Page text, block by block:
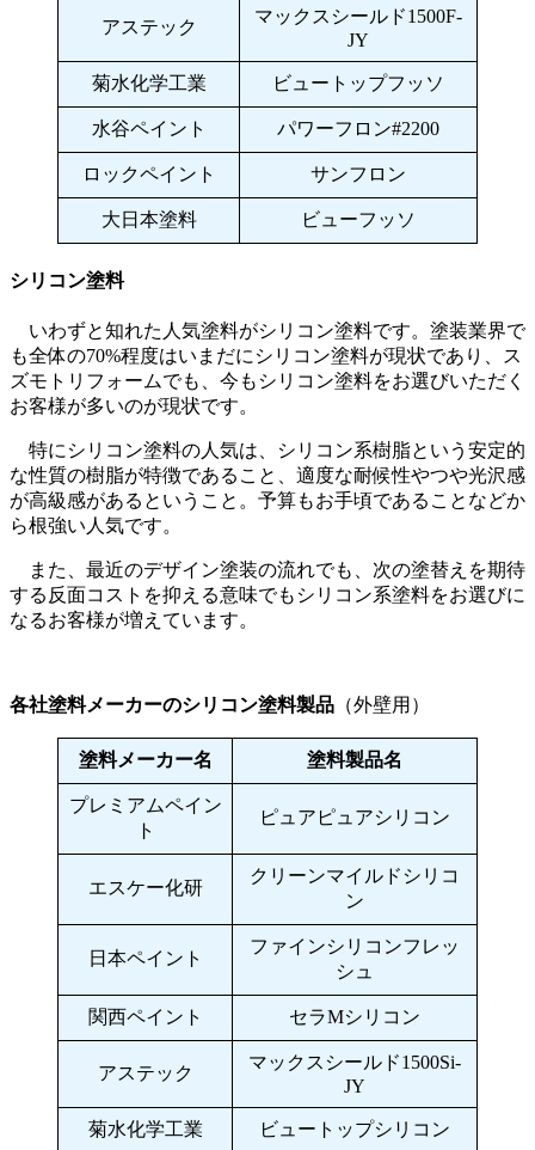
アステック
マックスシールド1500F-
JY
菊水化学工業 ビュートップフッソ
水谷ペイント パワーフロン#2200
ロックペイント サンフロン
大日本塗料 ビューフッソ
シリコン塗料
いわずと知れた人気塗料がシリコン塗料です。塗装業界で
も全体の70%程度はいまだにシリコン塗料が現状であり、ス
ズモトリフォームでも、今もシリコン塗料をお選びいただく
お客様が多いのが現状です。
特にシリコン塗料の人気は、シリコン系樹脂という安定的
な性質の樹脂が特徴であること、適度な耐候性やつや光沢感
が高級感があるということ。予算もお手頃であることなどか
ら根強い人気です。
また、最近のデザイン塗装の流れでも、次の塗替えを期待
する反面コストを抑える意味でもシリコン系塗料をお選びに
なるお客様が増えています。
各社塗料メーカーのシリコン塗料製品 （外壁用）
塗料メーカー名 塗料製品名
プレミアムペイン
ト
ピュアピュアシリコン
エスケー化研
クリーンマイルドシリコ
ン
日本ペイント
ファインシリコンフレッ
シュ
関西ペイント セラMシリコン
アステック
マックスシールド1500Si-
JY
菊水化学工業 ビュートップシリコン